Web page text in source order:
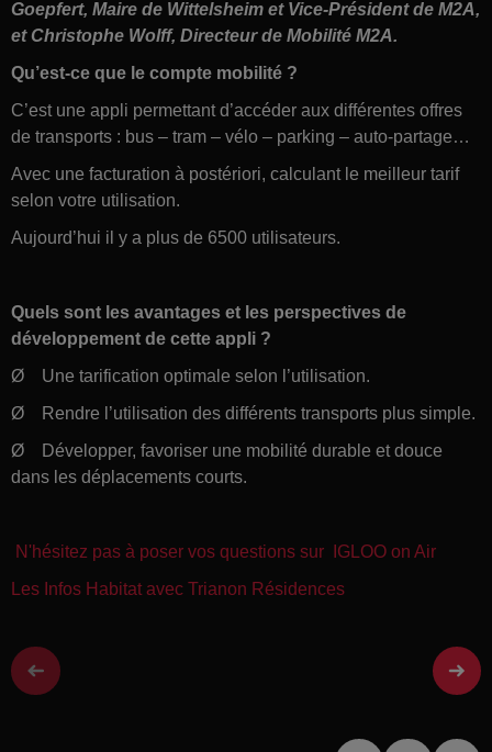
Goepfert, Maire de Wittelsheim et Vice-Président de M2A,
et Christophe Wolff, Directeur de Mobilité M2A.
Qu’est-ce que le compte mobilité ?
C’est une appli permettant d’accéder aux différentes offres
de transports : bus – tram – vélo – parking – auto-partage…
Avec une facturation à postériori, calculant le meilleur tarif
selon votre utilisation.
Aujourd’hui il y a plus de 6500 utilisateurs.
Quels sont les avantages et les perspectives de
développement de cette appli ?
Ø Une tarification optimale selon l’utilisation.
Ø Rendre l’utilisation des différents transports plus simple.
Ø Développer, favoriser une mobilité durable et douce
dans les déplacements courts.
N'hésitez pas à poser vos questions sur IGLOO on Air
Les Infos Habitat avec Trianon Résidences